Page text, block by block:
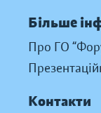
Більше
Про ГО
Контакти